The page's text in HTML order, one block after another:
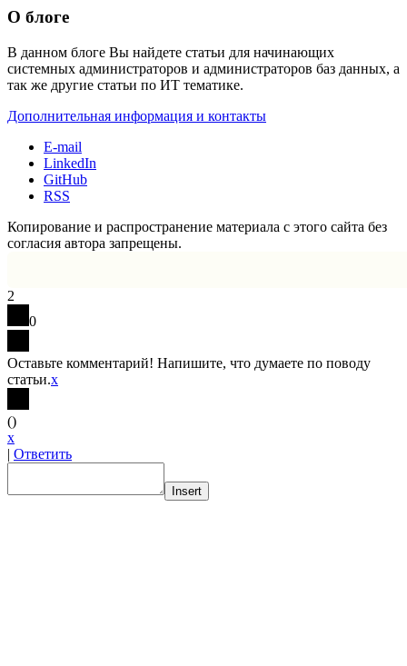
О блоге
В данном блоге Вы найдете статьи для начинающих
системных администраторов и администраторов баз данных, а
так же другие статьи по ИТ тематике.
Дополнительная информация и контакты
E-mail
LinkedIn
GitHub
RSS
Копирование и распространение материала с этого сайта без
согласия автора запрещены.
2
0
Оставьте комментарий! Напишите, что думаете по поводу
статьи.x
()
x
| Ответить
Insert